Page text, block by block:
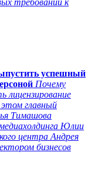
требований к
успешный
Почему
главный
Тимашова
Юлии
центра Андрея
бизнесов